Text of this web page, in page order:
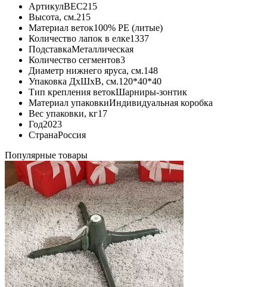
АртикулВЕС215
Высота, см.215
Материал веток100% РЕ (литые)
Количество лапок в елке1337
ПодставкаМеталлическая
Количество сегментов3
Диаметр нижнего яруса, см.148
Упаковка ДхШхВ, см.120*40*40
Тип крепления ветокШарниры-зонтик
Материал упаковкиИндивидуальная коробка
Вес упаковки, кг17
Год2023
СтранаРоссия
Популярные товары